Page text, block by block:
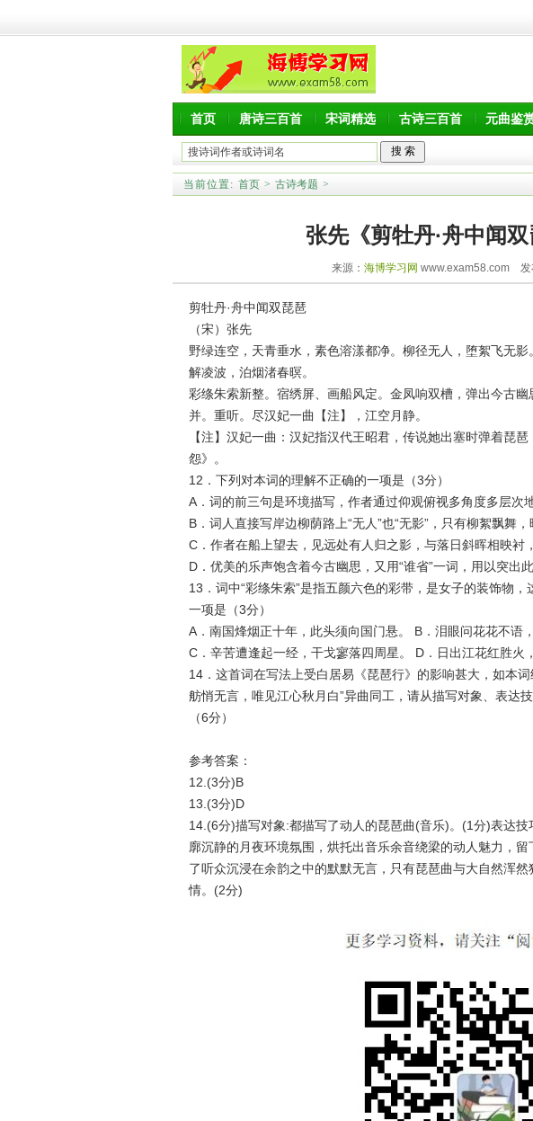
首页 唐诗三百首 宋词精选 古诗三百首 元曲鉴
当前位置: 首页 > 古诗考题 >
张先《剪牡丹·舟中闻
来源： 海博学习网 www.exam58.com 发
剪牡丹·舟中闻双琵琶
（宋）张先
野绿连空，天青垂水，素色溶漾都净。柳径无人，堕絮飞无
解凌波，泊烟渚春暝。
彩绦朱索新整。宿绣屏、画船风定。金凤响双槽，弹出今古
并。重听。尽汉妃一曲【注】，江空月静。
【注】汉妃一曲：汉妃指汉代王昭君，传说她出塞时弹着琵
怨》。
12．下列对本词的理解不正确的一项是（3分）
A．词的前三句是环境描写，作者通过仰观俯视多角度多层次
B．词人直接写岸边柳荫路上“无人”也“无影”，只有柳絮飘舞，
C．作者在船上望去，见远处有人归之影，与落日斜晖相映衬
D．优美的乐声饱含着今古幽思，又用“谁省”一词，用以突出
13．词中“彩绦朱索”是指五颜六色的彩带，是女子的装饰物
一项是（3分）
A．南国烽烟正十年，此头须向国门悬。 B．泪眼问花花不语
C．辛苦遭逢起一经，干戈寥落四周星。 D．日出江花红胜火
14．这首词在写法上受白居易《琵琶行》的影响甚大，如本
舫悄无言，唯见江心秋月白”异曲同工，请从描写对象、表达
（6分）
参考答案：
12.(3分)B
13.(3分)D
14.(6分)描写对象:都描写了动人的琵琶曲(音乐)。(1分)表达
廓沉静的月夜环境氛围，烘托出音乐余音绕梁的动人魅力，
了听众沉浸在余韵之中的默默无言，只有琵琶曲与大自然浑
情。(2分)